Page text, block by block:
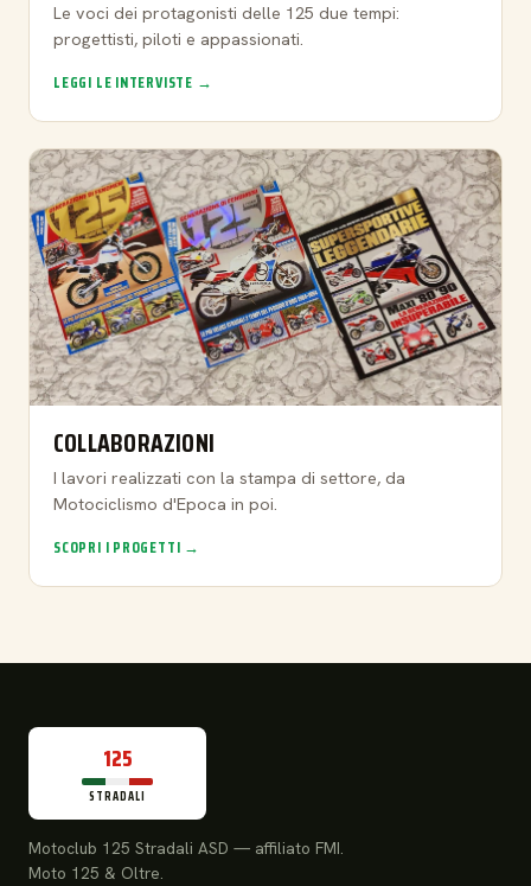
Le voci dei protagonisti delle 125 due tempi:
progettisti, piloti e appassionati.
LEGGI LE INTERVISTE →
COLLABORAZIONI
I lavori realizzati con la stampa di settore, da
Motociclismo d'Epoca in poi.
SCOPRI I PROGETTI →
125
STRADALI
Motoclub 125 Stradali ASD — affiliato FMI.
Moto 125 & Oltre.